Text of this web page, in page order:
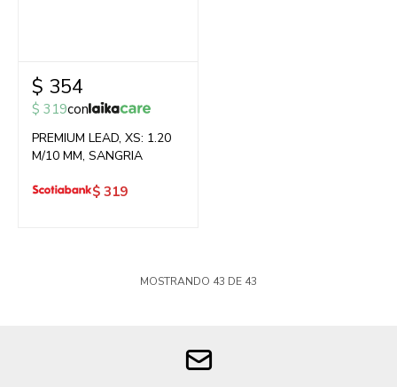
$ 354
$ 319con
PREMIUM LEAD, XS: 1.20
M/10 MM, SANGRIA
$ 319
MOSTRANDO 43 DE 43